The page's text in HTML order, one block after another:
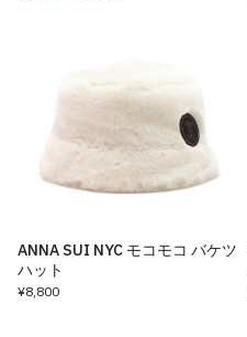
ANNA SUI NYC モコモコ バケツ
ハット
¥8,800